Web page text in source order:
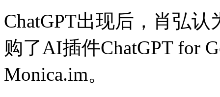
ChatGPT出现后，肖弘
购了AI插件ChatGPT for
Monica.im。